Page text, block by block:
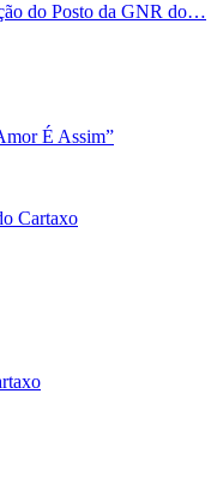
do Posto da GNR do…
É Assim”
Cartaxo